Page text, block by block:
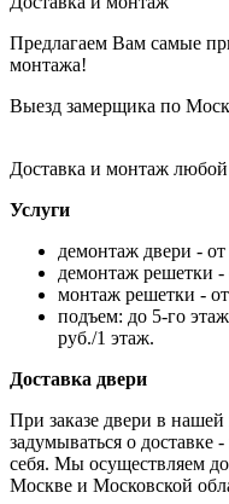
Предлагаем Вам самые
монтажа!
Выезд замерщика по
Доставка и монтаж
Услуги
демонтаж двери - от
демонтаж решетки -
монтаж решетки -
подъем: до 5-го
руб./1 этаж.
Доставка двери
При заказе двери в
задумываться о доставке
себя. Мы осуществляем
Москве и Московской